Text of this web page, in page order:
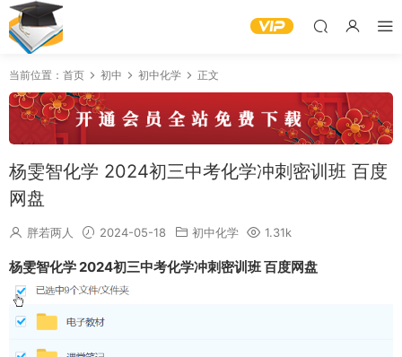
当前位置： 首页 初中 初中化学 正文
杨雯智化学 2024初三中考化学冲刺密训班 百度
网盘
胖若两人 2024-05-18 初中化学 1.31k
杨雯智化学 2024初三中考化学冲刺密训班 百度网盘